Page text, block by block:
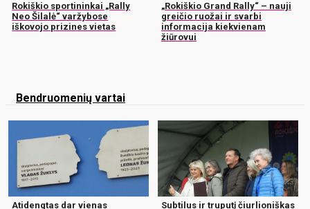
Rokiškio sportininkai „Rally
Neo Šilalė“ varžybose
iškovojo prizines vietas
„Rokiškio Grand Rally“ – nauji
greičio ruožai ir svarbi
informacija kiekvienam
žiūrovui
Bendruomenių vartai
Atidengtas dar vienas Subtilus ir truputį čiurlioniškas